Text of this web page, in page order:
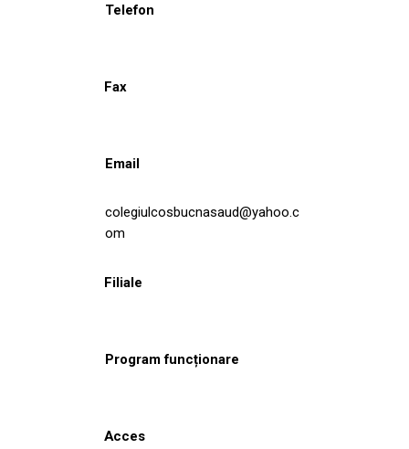
Telefon
Fax
Email
colegiulcosbucnasaud@yahoo.c
om
Filiale
Program funcționare
Acces